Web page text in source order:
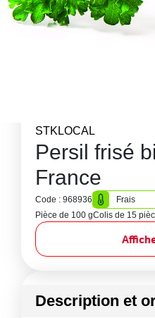
STKLOCAL
Persil frisé
France
Code : 968936
Frais
Pièce de 100 gColis de 15
Description et